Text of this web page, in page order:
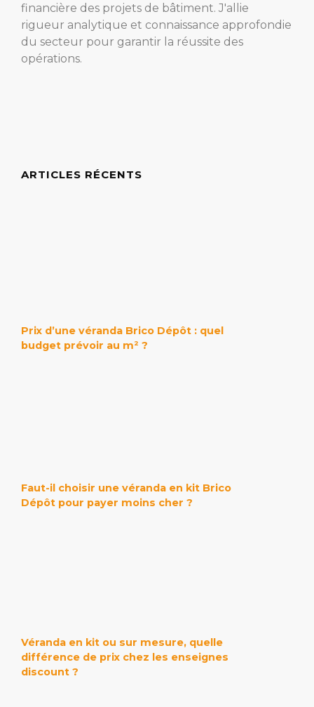
financière des projets de bâtiment. J'allie
rigueur analytique et connaissance approfondie
du secteur pour garantir la réussite des
opérations.
ARTICLES RÉCENTS
Prix d’une véranda Brico Dépôt : quel
budget prévoir au m² ?
Faut-il choisir une véranda en kit Brico
Dépôt pour payer moins cher ?
Véranda en kit ou sur mesure, quelle
différence de prix chez les enseignes
discount ?